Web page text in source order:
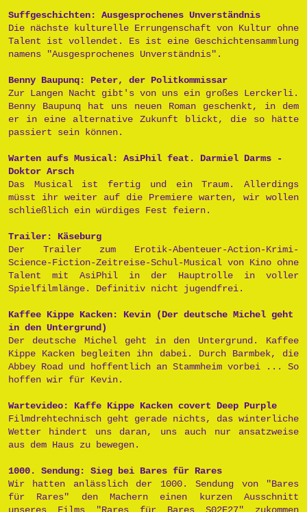
Suffgeschichten: Ausgesprochenes Unverständnis
Die nächste kulturelle Errungenschaft von Kultur ohne
Talent ist vollendet. Es ist eine Geschichtensammlung
namens "Ausgesprochenes Unverständnis".
Benny Baupunq: Peter, der Politkommissar
Zur Langen Nacht gibt's von uns ein großes Lerckerli.
Benny Baupunq hat uns neuen Roman geschenkt, in dem
er in eine alternative Zukunft blickt, die so hätte
passiert sein können.
Warten aufs Musical: AsiPhil feat. Darmiel Darms -
Doktor Arsch
Das Musical ist fertig und ein Traum. Allerdings
müsst ihr weiter auf die Premiere warten, wir wollen
schließlich ein würdiges Fest feiern.
Trailer: Käseburg
Der Trailer zum Erotik-Abenteuer-Action-Krimi-
Science-Fiction-Zeitreise-Schul-Musical von Kino ohne
Talent mit AsiPhil in der Hauptrolle in voller
Spielfilmlänge. Definitiv nicht jugendfrei.
Kaffee Kippe Kacken: Kevin (Der deutsche Michel geht
in den Untergrund)
Der deutsche Michel geht in den Untergrund. Kaffee
Kippe Kacken begleiten ihn dabei. Durch Barmbek, die
Abbey Road und hoffentlich an Stammheim vorbei ... So
hoffen wir für Kevin.
Wartevideo: Kaffe Kippe Kacken covert Deep Purple
Filmdrehtechnisch geht gerade nichts, das winterliche
Wetter hindert uns daran, uns auch nur ansatzweise
aus dem Haus zu bewegen.
1000. Sendung: Sieg bei Bares für Rares
Wir hatten anlässlich der 1000. Sendung von "Bares
für Rares" den Machern einen kurzen Ausschnitt
unseres Films "Rares für Bares S02E27" zukommen